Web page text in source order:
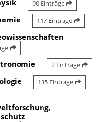
90 Einträge
117 Einträge
2 Einträge
135 Einträge